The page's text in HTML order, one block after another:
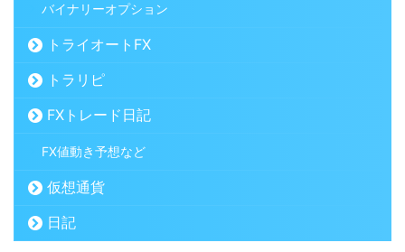
バイナリーオプション
トライオートFX
トラリピ
FXトレード日記
FX値動き予想など
仮想通貨
日記